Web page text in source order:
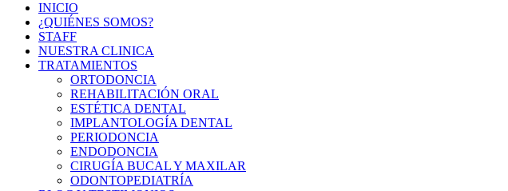
INICIO
¿QUIÉNES SOMOS?
STAFF
NUESTRA CLINICA
TRATAMIENTOS
ORTODONCIA
REHABILITACIÓN ORAL
ESTÉTICA DENTAL
IMPLANTOLOGÍA DENTAL
PERIODONCIA
ENDODONCIA
CIRUGÍA BUCAL Y MAXILAR
ODONTOPEDIATRÍA